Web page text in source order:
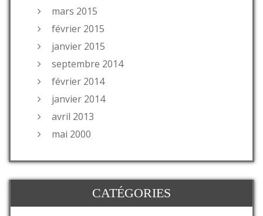
mars 2015
février 2015
janvier 2015
septembre 2014
février 2014
janvier 2014
avril 2013
mai 2000
CATÉGORIES